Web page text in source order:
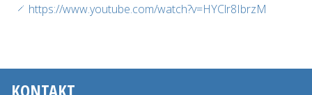
https://www.youtube.com/watch?v=HYClr8IbrzM
KONTAKT